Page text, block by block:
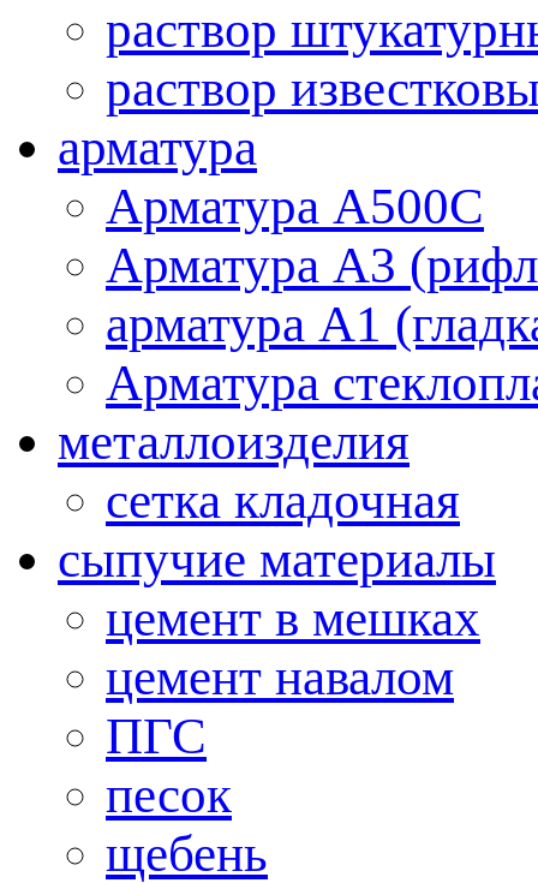
раствор
раствор
арматура
Aрматура A500C
Арматура А3
арматура А1
Арматура
металлоизделия
cетка кладочная
сыпучие материалы
цемент в мешках
цемент навалом
ПГС
песок
щебень